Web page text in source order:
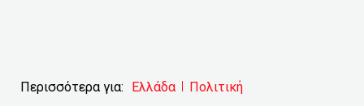
Περισσότερα για: Ελλάδα Πολιτική